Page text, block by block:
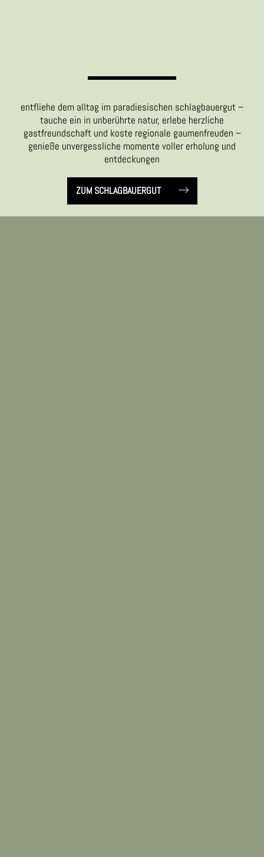
entfliehe dem alltag im paradiesischen schlagbauergut –
tauche ein in unberührte natur, erlebe herzliche
gastfreundschaft und koste regionale gaumenfreuden –
genieße unvergessliche momente voller erholung und
entdeckungen
ZUM SCHLAGBAUERGUT